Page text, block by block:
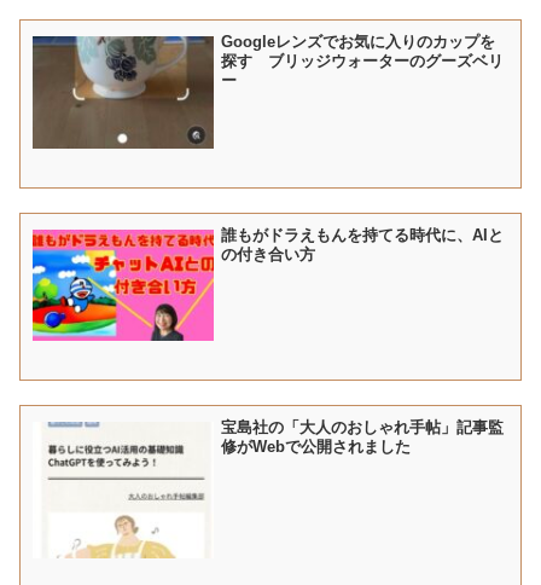
Googleレンズでお気に入りのカップを
探す ブリッジウォーターのグーズベリ
ー
誰もがドラえもんを持てる時代に、AIと
の付き合い方
宝島社の「大人のおしゃれ手帖」記事監
修がWebで公開されました